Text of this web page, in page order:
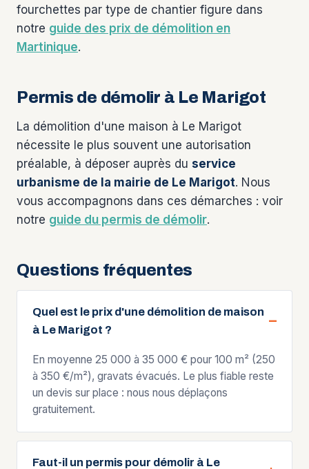
fourchettes par type de chantier figure dans
notre guide des prix de démolition en
Martinique.
Permis de démolir à Le Marigot
La démolition d'une maison à Le Marigot
nécessite le plus souvent une autorisation
préalable, à déposer auprès du service
urbanisme de la mairie de Le Marigot. Nous
vous accompagnons dans ces démarches : voir
notre guide du permis de démolir.
Questions fréquentes
Quel est le prix d'une démolition de maison
à Le Marigot ?
En moyenne 25 000 à 35 000 € pour 100 m² (250
à 350 €/m²), gravats évacués. Le plus fiable reste
un devis sur place : nous nous déplaçons
gratuitement.
Faut-il un permis pour démolir à Le